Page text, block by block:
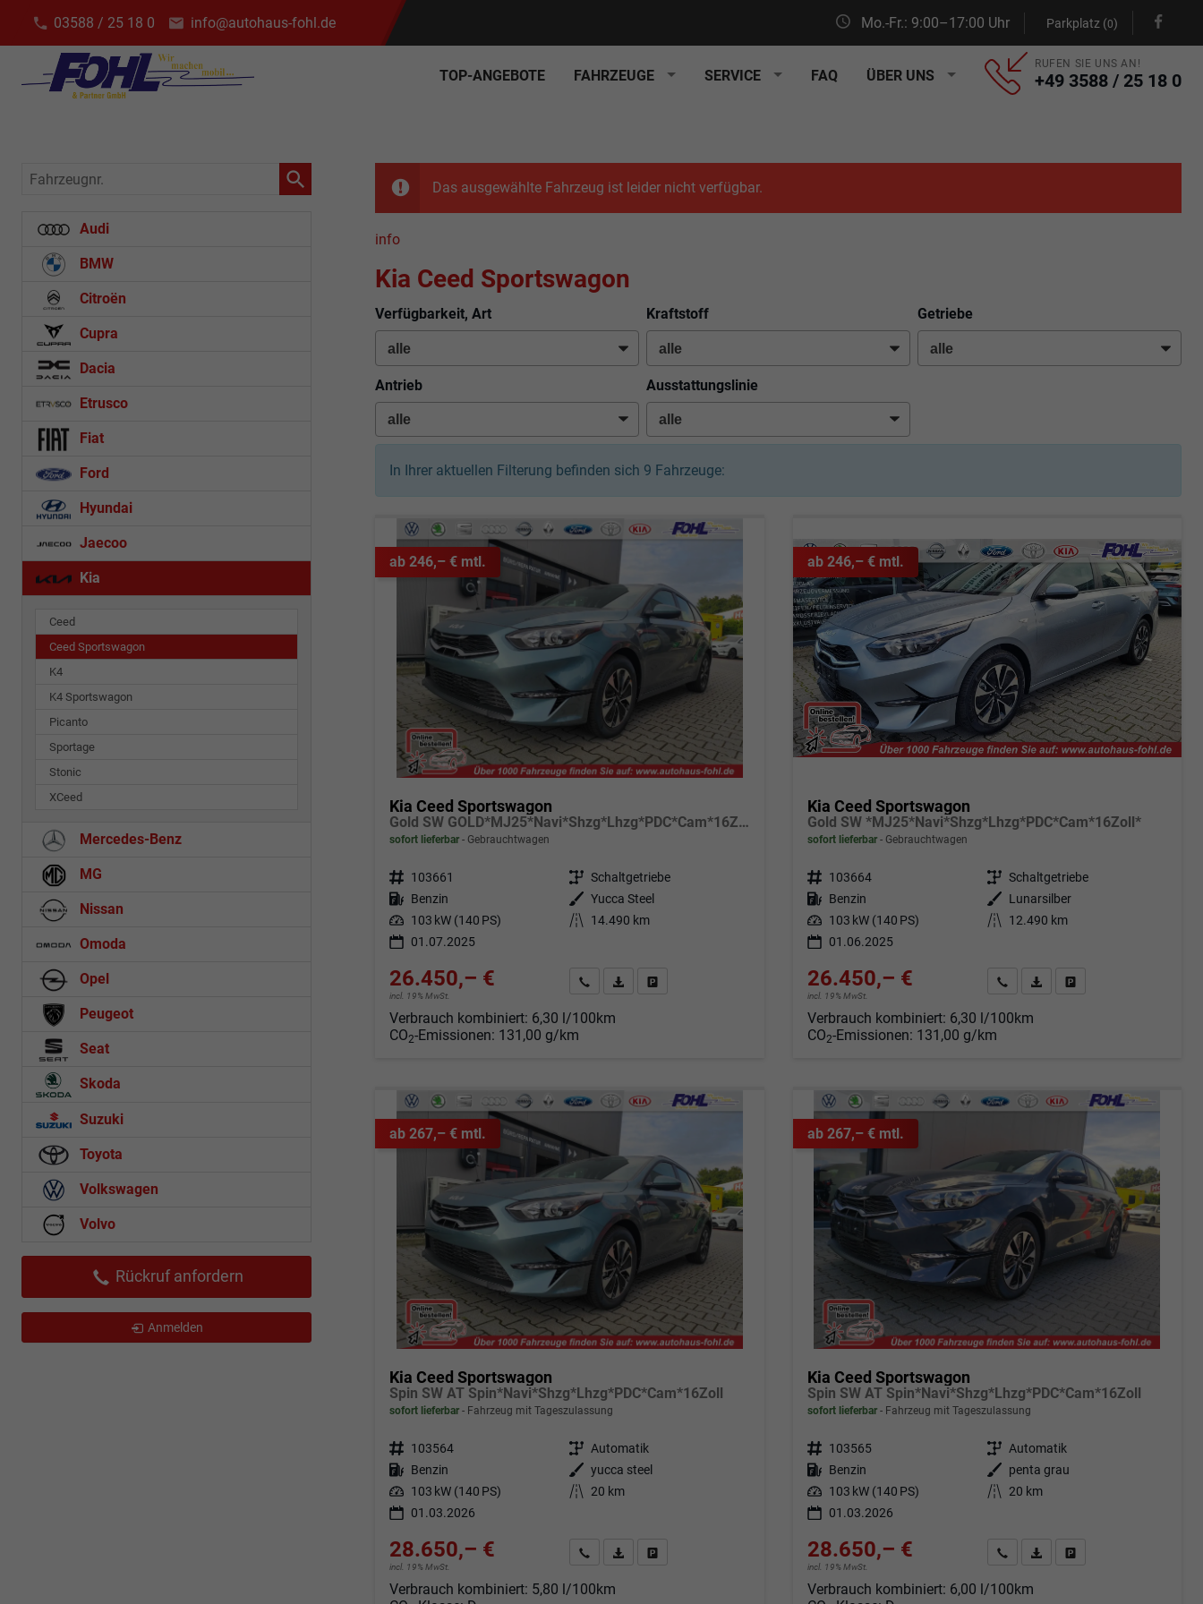
03588 / 25 18 0 info@autohaus-fohl.de Mo.-Fr.: 9:00–17:00 Uhr Parkplatz (0)
TOP-ANGEBOTE FAHRZEUGE SERVICE FAQ ÜBER UNS
RUFEN SIE UNS AN!
+49 3588 / 25 18 0
Das ausgewählte Fahrzeug ist leider nicht verfügbar.
info
Kia Ceed Sportswagon
Verfügbarkeit, Art Kraftstoff Getriebe
Antrieb Ausstattungslinie
In Ihrer aktuellen Filterung befinden sich 9 Fahrzeuge:
ab 246,– € mtl.
Kia Ceed Sportswagon
Gold SW GOLD*MJ25*Navi*Shzg*Lhzg*PDC*Cam*16Zoll*
sofort lieferbar Gebrauchtwagen
Fahrzeugnr. 103661 Getriebe Schaltgetriebe
Kraftstoff Benzin Außenfarbe Yucca Steel
Leistung 103 kW (140 PS) Kilometerstand
14.490 km
01.07.2025
26.450,– €
incl. 19% MwSt.
Angebot anfordern
Fahrzeugexpose (PDF)
Verbrauch kombiniert: 6,30 l/100km
CO2-Emissionen: 131,00 g/km
ab 246,– € mtl.
Kia Ceed Sportswagon
Gold SW *MJ25*Navi*Shzg*Lhzg*PDC*Cam*16Zoll*
sofort lieferbar Gebrauchtwagen
Fahrzeugnr. 103664 Getriebe Schaltgetriebe
Kraftstoff Benzin Außenfarbe
Lunarsilber
Leistung 103 kW (140 PS) Kilometerstand
12.490 km
01.06.2025
26.450,– €
incl. 19% MwSt.
Angebot anfordern
Fahrzeugexpose (PDF)
Fahrzeug parken
Verbrauch kombiniert: 6,30 l/100km
CO2-Emissionen: 131,00 g/km
ab 267,– € mtl.
Kia Ceed Sportswagon
Spin SW AT Spin*Navi*Shzg*Lhzg*PDC*Cam*16Zoll
sofort lieferbar Fahrzeug mit Tageszulassung
Fahrzeugnr. 103564 Getriebe Automatik
Kraftstoff Benzin Außenfarbe yucca steel
Leistung 103 kW (140 PS) Kilometerstand 20 km
01.03.2026
28.650,– €
incl. 19% MwSt.
Angebot anfordern
Fahrzeugexpose (PDF)
Verbrauch kombiniert: 5,80 l/100km
ab 267,– € mtl.
Kia Ceed Sportswagon
Spin SW AT Spin*Navi*Shzg*Lhzg*PDC*Cam*16Zoll
sofort lieferbar Fahrzeug mit Tageszulassung
Fahrzeugnr. 103565 Getriebe Automatik
Kraftstoff Benzin Außenfarbe
penta grau
Leistung 103 kW (140 PS) Kilometerstand 20 km
01.03.2026
28.650,– €
incl. 19% MwSt.
Angebot anfordern
Fahrzeugexpose (PDF)
Fahrzeug parken
Verbrauch kombiniert: 6,00 l/100km
Fahrzeugnr.
Audi
BMW
Citroën
Cupra
Dacia
Etrusco
Fiat
Ford
Hyundai
Jaecoo
Kia
Ceed
Ceed Sportswagon
K4
K4 Sportswagon
Picanto
Sportage
Stonic
XCeed
Mercedes-Benz
MG
Nissan
Omoda
Opel
Peugeot
Seat
Skoda
Suzuki
Toyota
Volkswagen
Volvo
Rückruf anfordern
Anmelden